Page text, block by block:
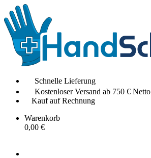
Schnelle Lieferung
Kostenloser Versand ab 750 € Netto
Kauf auf Rechnung
Warenkorb
0,00 €